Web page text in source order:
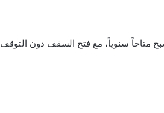
متاحاً سنوياً، مع فتح السقف دون التوقف